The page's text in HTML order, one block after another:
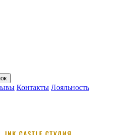
Контакты Лояльность